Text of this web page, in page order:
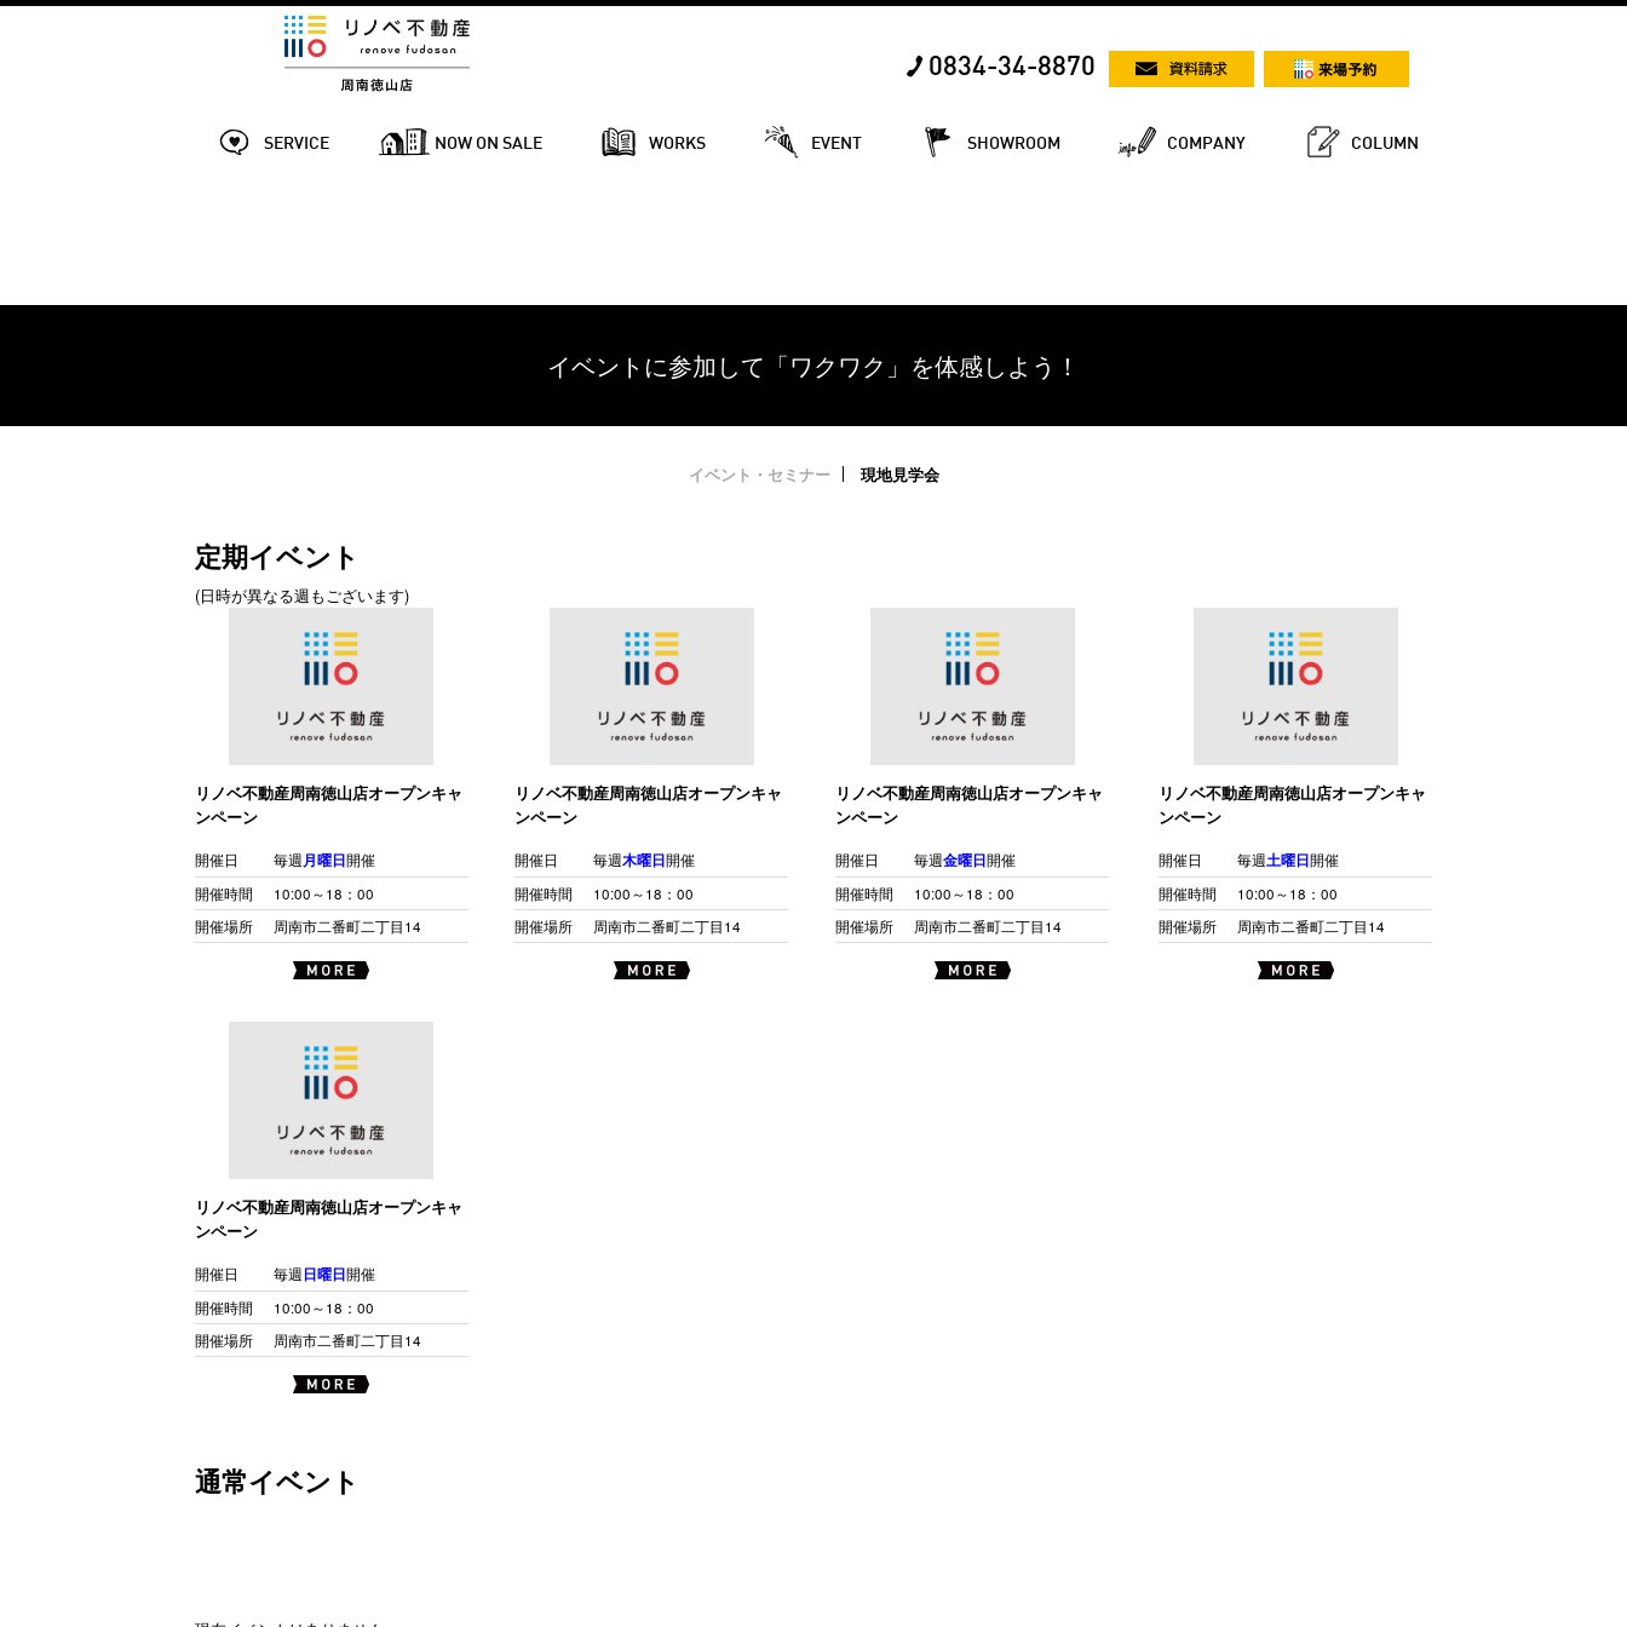
0834-34-8870
SERVICE NOW ON SALE WORKS EVENT SHOWROOM COMPANY COLUMN
イベントに参加して「ワクワク」を体感しよう！
イベント・セミナー 現地見学会
定期イベント
(日時が異なる週もございます)
リノベ不動産周南徳山店オープンキャ
ンペーン
開催日 毎週月曜日開催
開催時間
10:00～18：00
開催場所
周南市二番町二丁目14
リノベ不動産周南徳山店オープンキャ
ンペーン
開催日 毎週木曜日開催
開催時間
10:00～18：00
開催場所
周南市二番町二丁目14
リノベ不動産周南徳山店オープンキャ
ンペーン
開催日 毎週金曜日開催
開催時間
10:00～18：00
開催場所
周南市二番町二丁目14
リノベ不動産周南徳山店オープンキャ
ンペーン
開催日 毎週土曜日開催
開催時間
10:00～18：00
開催場所
周南市二番町二丁目14
リノベ不動産周南徳山店オープンキャ
ンペーン
開催日 毎週日曜日開催
開催時間
10:00～18：00
開催場所
周南市二番町二丁目14
通常イベント